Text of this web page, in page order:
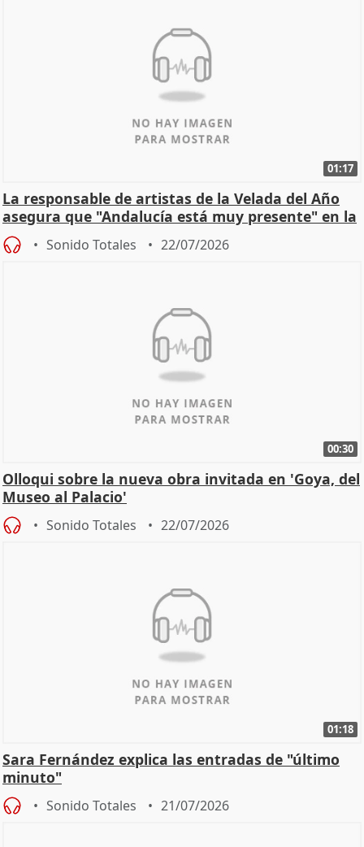
01:17
La responsable de artistas de la Velada del Año
asegura que "Andalucía está muy presente" en la
cita
Sonido Totales 22/07/2026
00:30
Olloqui sobre la nueva obra invitada en 'Goya, del
Museo al Palacio'
Sonido Totales 22/07/2026
01:18
Sara Fernández explica las entradas de "último
minuto"
Sonido Totales 21/07/2026